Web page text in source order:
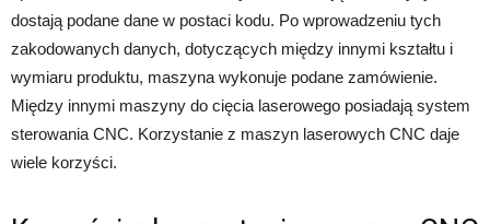
dostają podane dane w postaci kodu. Po wprowadzeniu tych
zakodowanych danych, dotyczących między innymi kształtu i
wymiaru produktu, maszyna wykonuje podane zamówienie.
Między innymi maszyny do cięcia laserowego posiadają system
sterowania CNC. Korzystanie z maszyn laserowych CNC daje
wiele korzyści.